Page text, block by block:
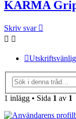
KARMA
Skriv svar
1 inlägg • Sida 1 av 1